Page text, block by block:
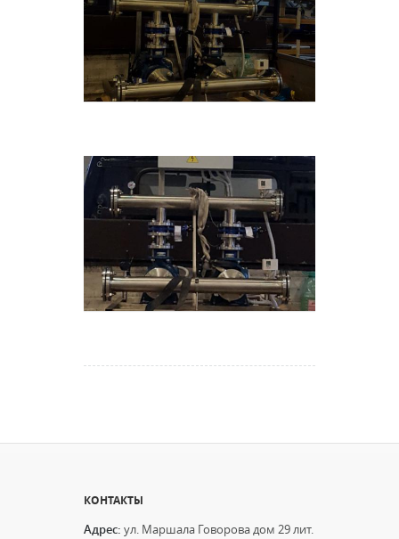
КОНТАКТЫ
Адрес: ул. Маршала Говорова дом 29 лит.